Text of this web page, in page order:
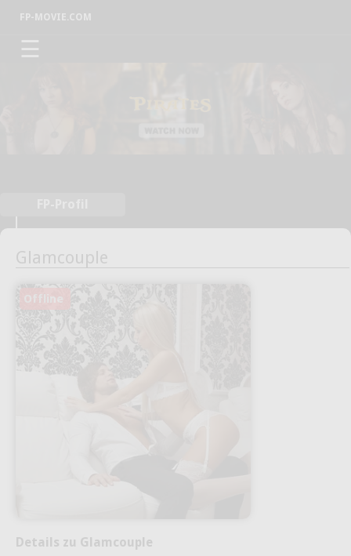
FP-MOVIE.COM
☰
Glamcouple
Offline
Details zu Glamcouple